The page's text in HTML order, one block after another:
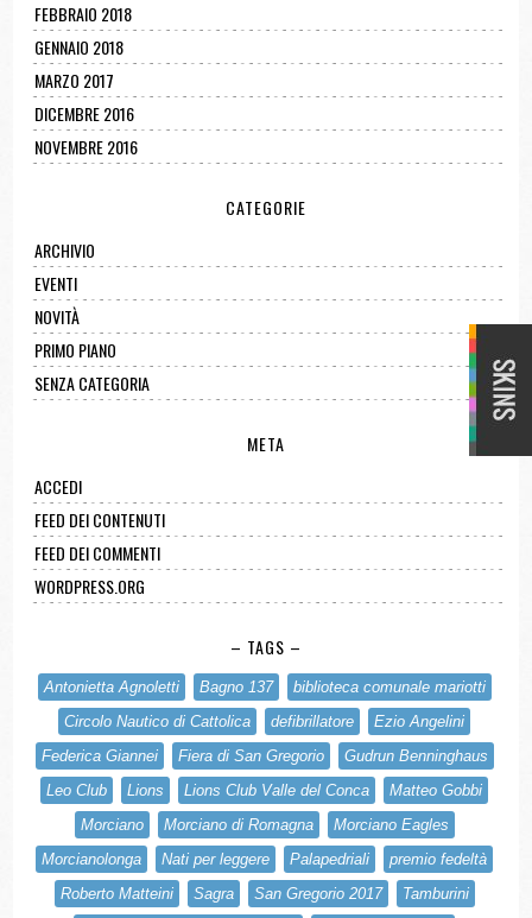
FEBBRAIO 2018
GENNAIO 2018
MARZO 2017
DICEMBRE 2016
NOVEMBRE 2016
CATEGORIE
ARCHIVIO
EVENTI
NOVITÀ
PRIMO PIANO
SENZA CATEGORIA
META
ACCEDI
FEED DEI CONTENUTI
FEED DEI COMMENTI
WORDPRESS.ORG
– TAGS –
Antonietta Agnoletti Bagno 137
biblioteca comunale mariotti
Circolo Nautico di Cattolica
defibrillatore
Ezio Angelini
Federica Giannei
Fiera di San Gregorio
Gudrun Benninghaus
Leo Club
Lions Lions Club Valle del Conca
Matteo Gobbi
Morciano
Morciano di Romagna
Morciano Eagles
Morcianolonga
Nati per leggere Palapedriali
premio fedeltà
Roberto Matteini
Sagra San Gregorio 2017
Tamburini